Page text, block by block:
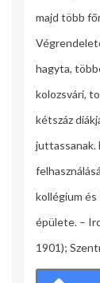
majd több
hagyta,
kolozsvári,
kétszáz
juttassanak.
kollégium
épülete. –
1901);